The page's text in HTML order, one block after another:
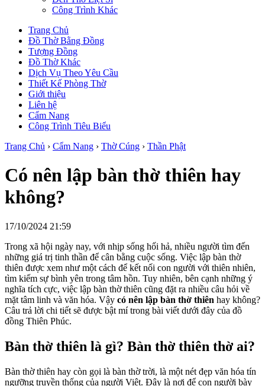
Công Trình Khác
Trang Chủ
Đồ Thờ Bằng Đồng
Tượng Đồng
Đồ Thờ Khác
Dịch Vụ Theo Yêu Cầu
Thiết Kế Phòng Thờ
Giới thiệu
Liên hệ
Cẩm Nang
Công Trình Tiêu Biểu
Trang Chủ › Cẩm Nang › Thờ Cúng › Thần Phật
Có nên lập bàn thờ thiên hay
không?
17/10/2024 21:59
Trong xã hội ngày nay, với nhịp sống hối hả, nhiều người tìm đến
những giá trị tinh thần để cân bằng cuộc sống. Việc lập bàn thờ
thiên được xem như một cách để kết nối con người với thiên nhiên,
tìm kiếm sự bình yên trong tâm hồn. Tuy nhiên, bên cạnh những ý
nghĩa tích cực, việc lập bàn thờ thiên cũng đặt ra nhiều câu hỏi về
mặt tâm linh và văn hóa. Vậy có nên lập bàn thờ thiên hay không?
Câu trả lời chi tiết sẽ được bật mí trong bài viết dưới đây của đồ
đồng Thiên Phúc.
Bàn thờ thiên là gì? Bàn thờ thiên thờ ai?
Bàn thờ thiên hay còn gọi là bàn thờ trời, là một nét đẹp văn hóa tín
ngưỡng truyền thống của người Việt. Đây là nơi để con người bày